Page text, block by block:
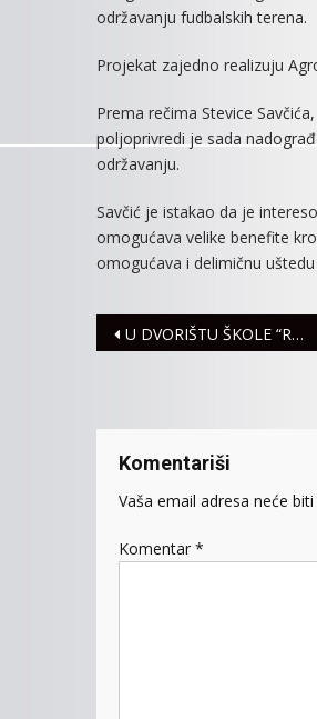
održavanju fudbalskih terena.
Projekat zajedno realizuju
Prema rečima Stevice
poljoprivredi je sada
održavanju.
Savčić je istakao da je
omogućava velike benefite
omogućava i delimičnu
Navigacija
U DVORIŠTU ŠKOLE “RADIVOJ POPOVIĆ” OTVORENO SENZORNO IGRALIŠTE
Komentariši
Vaša email adresa neće
Komentar *